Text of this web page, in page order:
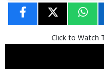
Click to Watch